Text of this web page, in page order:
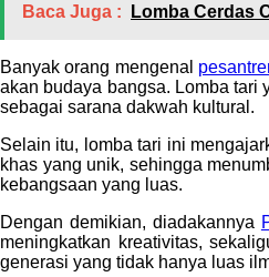
Baca Juga : Lomba Cerdas
Banyak orang mengenal
akan budaya bangsa. Lomba tari
sebagai sarana dakwah kultural.
Selain itu, lomba tari ini
khas yang unik, sehingga
kebangsaan yang luas.
Dengan demikian, diadakannya
meningkatkan kreativitas,
generasi yang tidak hanya luas